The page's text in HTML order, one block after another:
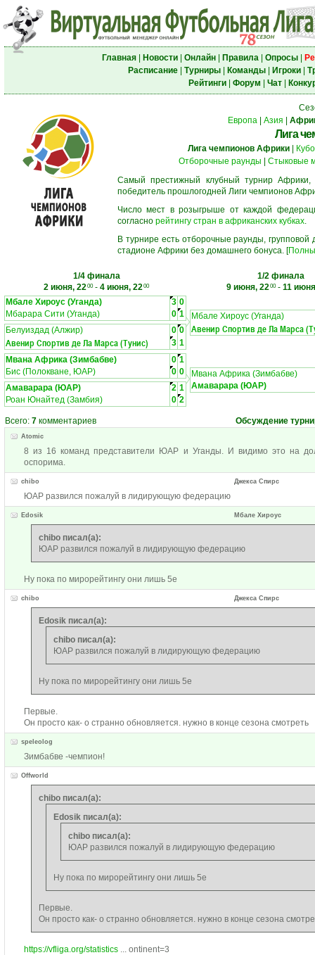
Главная| Новости| Онлайн| Правила| Опросы|
Расписание| Турниры| Команды| Игроки|
Рейтинги| Форум Чат|
Европа
Азия
Лига
Лига чемпионов Африки|
Отборочные раунды
Стыковые
Самый престижный клубный турнир
победитель прошлогодней Лиги чемпионов
Число мест в розыгрыше от каждой
согласно рейтингу стран в африканских кубках.
В турнире есть отборочные раунды,
стадионе Африки без домашнего бонуса. [
1/4 финала
2 июня, 2200- 4 июня, 2200
1/2 финала
9 июня, 2200- 11
Мбале Хироус (Уганда)
3 0
Мбарара Сити (Уганда)
0 1
Белуиздад (Алжир)
0 0
Авенир Спортив де Ла Марса (Тунис) 3 1
Мбале Хироус (Уганда)
Авенир Спортив де Ла Марса
Мвана Африка (Зимбабве) 0 1
Бис (Полокване, ЮАР)
0 0
Амаварара (ЮАР)
2 1
Роан Юнайтед (Замбия)
0 2
Мвана Африка (Зимбабве)
Амаварара (ЮАР)
Всего: 7 комментариев Обсуждение
Atomic
8 из 16 команд представители ЮАР и Уганды. И видимо это на
оспорима.
chibo Джекса Спирс
ЮАР развился пожалуй в лидирующую федерацию
Edosik Мбале Хироус
chibo писал(а):
ЮАР развился пожалуй в лидирующую федерацию
Ну пока по мирорейтингу они лишь 5е
chibo Джекса Спирс
Edosik писал(а):
chibo писал(а):
ЮАР развился пожалуй в лидирующую федерацию
Ну пока по мирорейтингу они лишь 5е
Первые.
Он просто как- о странно обновляется. нужно в конце сезона смотреть
speleolog
Зимбабве -чемпион!
Offworld
chibo писал(а):
Edosik писал(а):
chibo писал(а):
ЮАР развился пожалуй в лидирующую федерацию
Ну пока по мирорейтингу они лишь 5е
Первые.
Он просто как- о странно обновляется. нужно в конце сезона
https://vfliga.org/statistics... ontinent=3